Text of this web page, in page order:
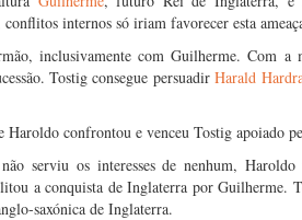
internos só iriam favorecer esta
inclusivamente com Guilherme. Com a
Tostig consegue persuadirHarald
Haroldo confrontou e venceu Tostig apoiado
serviu os interesses de nenhum,
a conquista de Inglaterra por Guilherme.
saxónica de Inglaterra.